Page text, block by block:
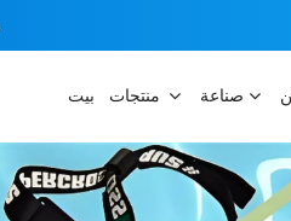
بيت صناعة